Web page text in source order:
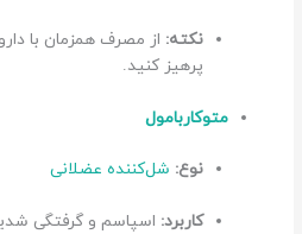
نکته: از مصرف همزمان با
پرهیز کنید.
متوکاربامول
نوع: شل‌کننده عضلانی
کاربرد: اسپاسم و گرفتگی